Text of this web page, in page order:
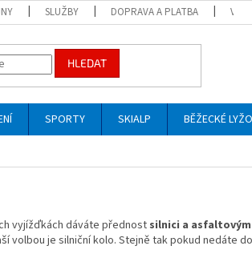
SLUŽBY DOPRAVA A PLATBA
HLEDAT
SPORTY SKIALP BĚŽECKÉ
vyjížďkách dáváte přednostsilnici a
volbou je silniční kolo. Stejně tak pokud nedáte